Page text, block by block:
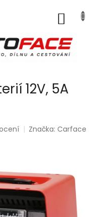
12V, 5A
Značka:Carface